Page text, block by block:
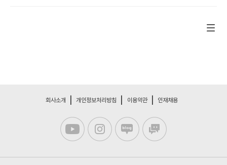
회사소개 개인정보처리방침 이용약관 인재채용